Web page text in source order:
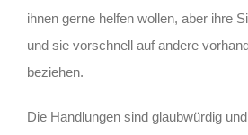
ihnen gerne helfen wollen, aber ihre
und sie vorschnell auf andere
beziehen.
Die Handlungen sind glaubwürdig